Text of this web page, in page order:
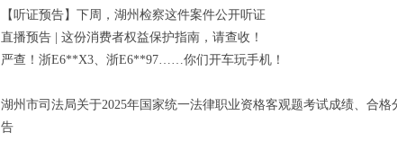
【听证预告】下周，湖州检察这件案件公开听证
直播预告 | 这份消费者权益保护指南，请查收！
严查！浙E6**X3、浙E6**97……你们开车玩手机！
湖州市司法局关于2025年国家统一法律职业资格客观题考试成绩、合
告